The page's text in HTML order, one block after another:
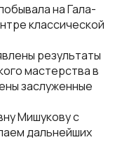
на Гала-
классической
результаты
мастерства в
заслуженные
Мишукову с
дальнейших